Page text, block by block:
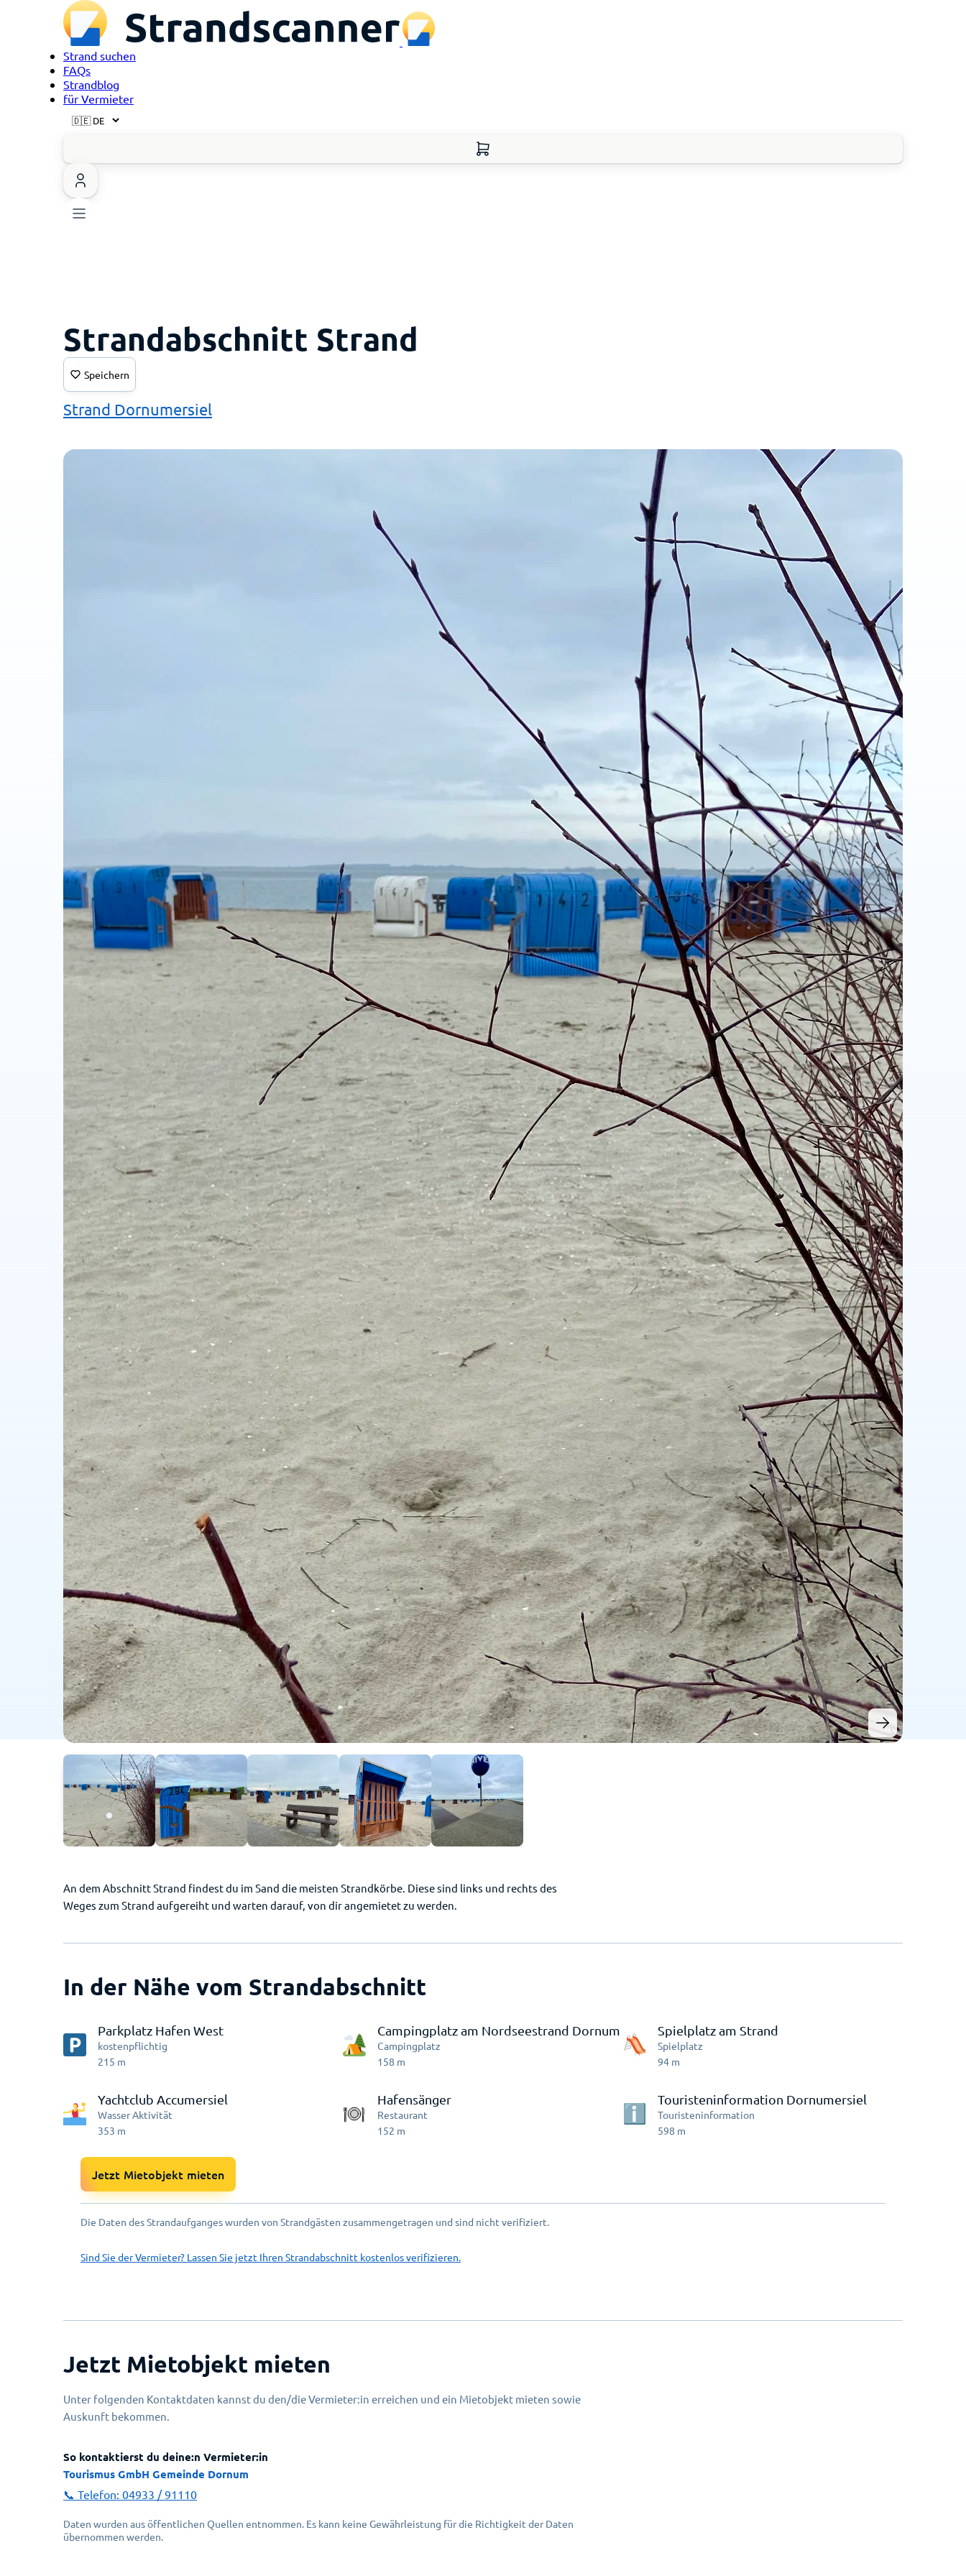
Strand suchen
FAQs
Strandblog
für Vermieter
Strandabschnitt Strand
Speichern
Strand Dornumersiel
An dem Abschnitt Strand findest du im Sand die meisten Strandkörbe. Diese sind links und rechts des
Weges zum Strand aufgereiht und warten darauf, von dir angemietet zu werden.
In der Nähe vom Strandabschnitt
Parkplatz Hafen West
kostenpflichtig
215 m
Campingplatz am Nordseestrand Dornum
Campingplatz
158 m
Spielplatz am Strand
Spielplatz
94m
Yachtclub Accumersiel
Wasser Aktivität
353 m
Hafensänger
Restaurant
152 m
Touristeninformation Dornumersiel
Touristeninformation
598 m
Jetzt Mietobjekt mieten
Die Daten des Strandaufganges wurden von Strandgästen zusammengetragen und sind nicht verifiziert.
Sind Sie der Vermieter? Lassen Sie jetzt Ihren Strandabschnitt kostenlos verifizieren.
Jetzt Mietobjekt mieten
Unter folgenden Kontaktdaten kannst du den/die Vermieter:in erreichen und ein Mietobjekt mieten sowie
Auskunft bekommen.
So kontaktierst du deine:n Vermieter:in
Tourismus GmbH Gemeinde Dornum
📞 Telefon: 04933 / 91110
Daten wurden aus öffentlichen Quellen entnommen. Es kann keine Gewährleistung für die Richtigkeit der Daten
übernommen werden.